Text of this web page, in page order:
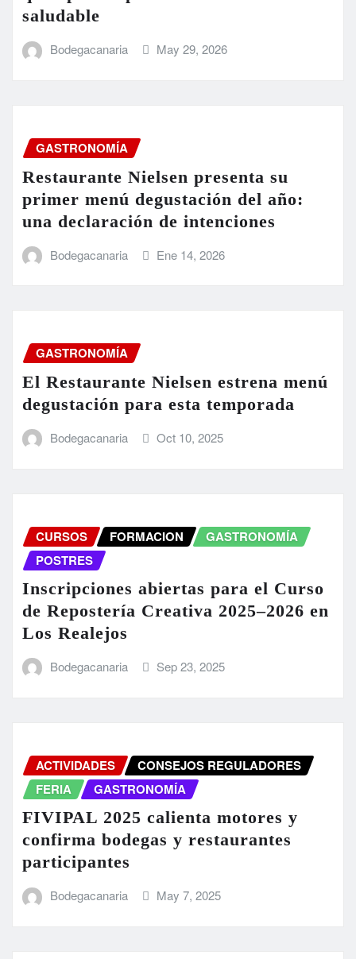
saludable
Bodegacanaria May 29, 2026
GASTRONOMÍA
Restaurante Nielsen presenta su
primer menú degustación del año:
una declaración de intenciones
Bodegacanaria Ene 14, 2026
GASTRONOMÍA
El Restaurante Nielsen estrena menú
degustación para esta temporada
Bodegacanaria Oct 10, 2025
CURSOS FORMACION
GASTRONOMÍA
POSTRES
Inscripciones abiertas para el Curso
de Repostería Creativa 2025–2026 en
Los Realejos
Bodegacanaria Sep 23, 2025
ACTIVIDADES
CONSEJOS REGULADORES
FERIA
GASTRONOMÍA
FIVIPAL 2025 calienta motores y
confirma bodegas y restaurantes
participantes
Bodegacanaria May 7, 2025